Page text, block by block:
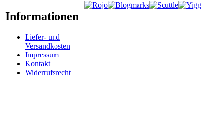
Informationen
Liefer- und
Versandkosten
Impressum
Kontakt
Widerrufsrecht